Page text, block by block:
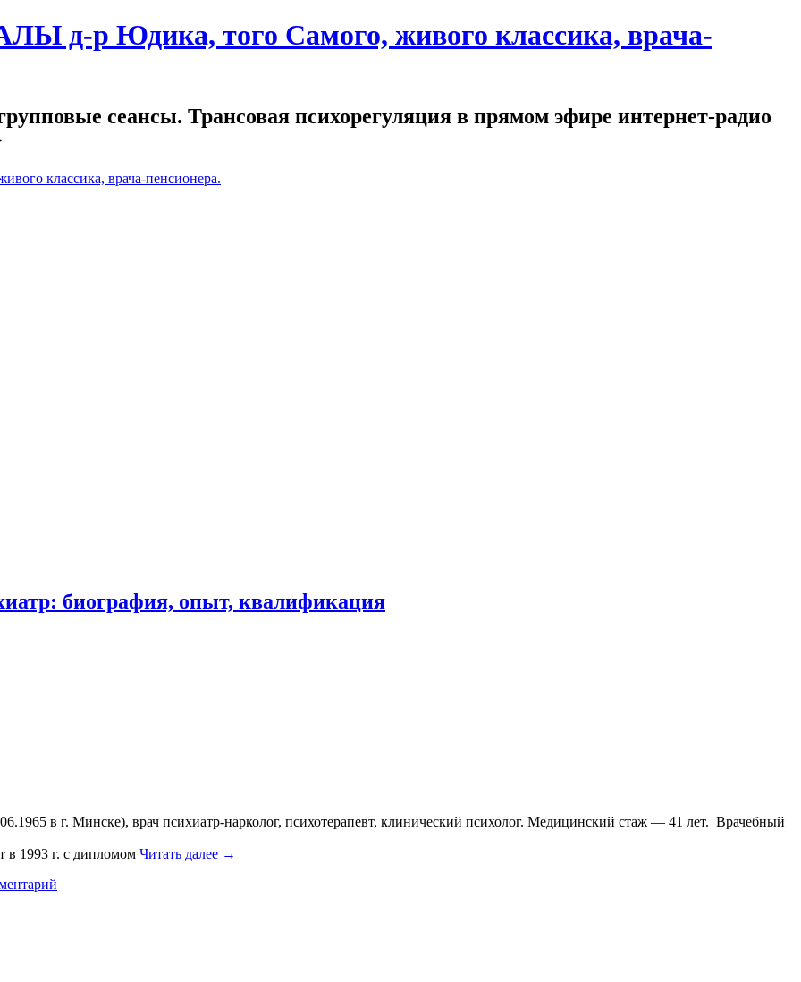
д-р Юдика, того Самого, живого классика, врача-
сеансы. Трансовая психорегуляция в прямом эфире интернет-радио
биография, опыт, квалификация
в г. Минске), врач психиатр-нарколог, психотерапевт, клинический психолог. Медицинский стаж — 41 лет. Врачебный
в 1993 г. с дипломом Читать далее →